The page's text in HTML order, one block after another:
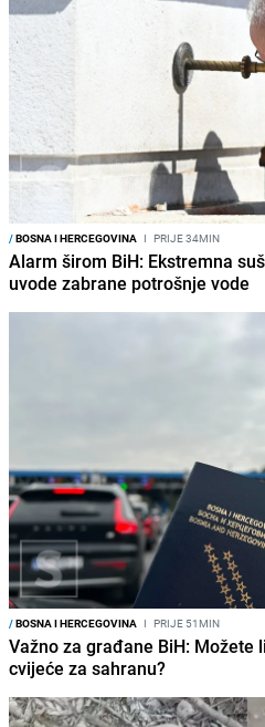
/BOSNA I HERCEGOVINA I PRIJE 34MIN
Alarm širom BiH: Ekstremna
uvode zabrane potrošnje vode
/BOSNA I HERCEGOVINA I PRIJE 51MIN
Važno za građane BiH: Možete
cvijeće za sahranu?